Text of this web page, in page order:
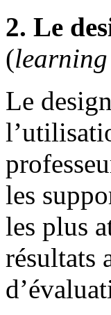
2. Le
(
Le
les
les plus
résultats